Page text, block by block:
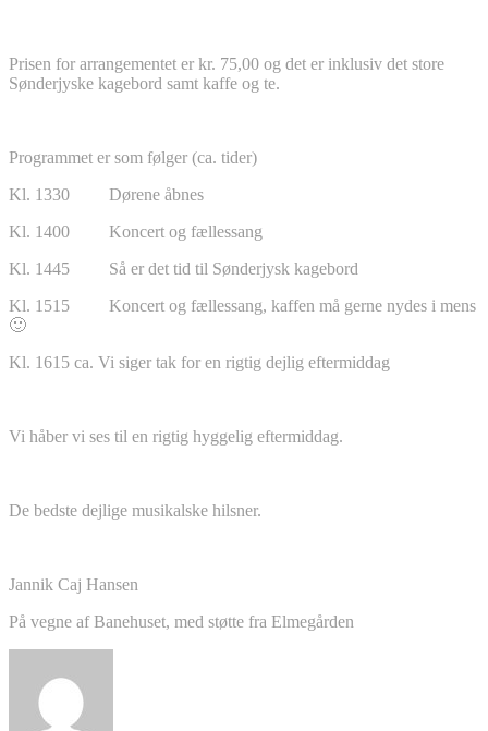
Prisen for arrangementet er kr. 75,00 og det er inklusiv det store
Sønderjyske kagebord samt kaffe og te.
Programmet er som følger (ca. tider)
Kl. 1330 Dørene åbnes
Kl. 1400 Koncert og fællessang
Kl. 1445 Så er det tid til Sønderjysk kagebord
Kl. 1515 Koncert og fællessang, kaffen må gerne nydes i mens
🙂
Kl. 1615 ca. Vi siger tak for en rigtig dejlig eftermiddag
Vi håber vi ses til en rigtig hyggelig eftermiddag.
De bedste dejlige musikalske hilsner.
Jannik Caj Hansen
På vegne af Banehuset, med støtte fra Elmegården